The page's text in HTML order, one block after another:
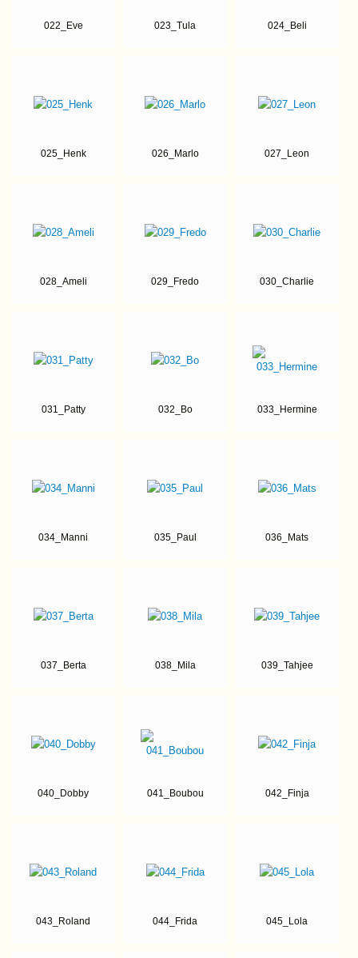
022_Eve 023_Tula 024_Beli
025_Henk 026_Marlo 027_Leon
028_Ameli 029_Fredo 030_Charlie
031_Patty 032_Bo 033_Hermine
034_Manni 035_Paul 036_Mats
037_Berta 038_Mila 039_Tahjee
040_Dobby 041_Boubou 042_Finja
043_Roland 044_Frida 045_Lola